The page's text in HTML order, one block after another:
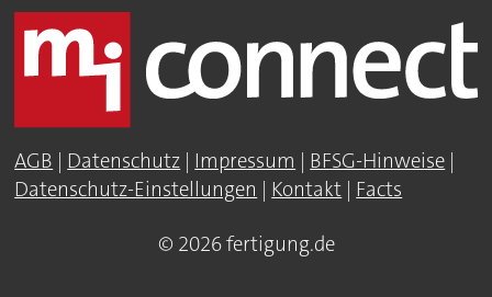
AGB | Datenschutz | Impressum | BFSG-Hinweise |
Datenschutz-Einstellungen | Kontakt | Facts
© 2026 fertigung.de